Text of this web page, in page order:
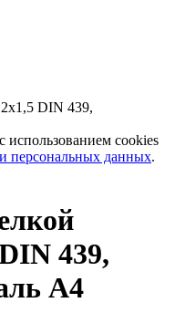
DIN 439,
использованием cookies
персональных данных.
439,
А4